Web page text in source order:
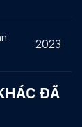
2023
ĐÃ